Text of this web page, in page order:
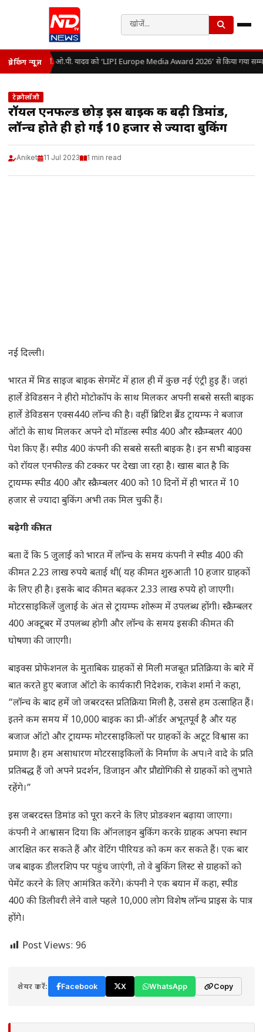
ब्रेकिंग न्यूज़ डॉ. ओ.पी. यादव को ‘LIPI Europe Media Award 2026’ से किया गया
टेक्नोलॉजी
रॉयल एनफील्ड छोड़ इस बाइक की बढ़ी डिमांड,
लॉन्च होते ही हो गईं 10 हजार से ज्यादा बुकिंग
Aniket 11 Jul 2023 1 min read
नई दिल्ली।
भारत में मिड साइज बाइक सेगमेंट में हाल ही में कुछ नई एंट्री हुइ हैं। जहां
हार्ले डेविडसन ने हीरो मोटोकॉप के साथ मिलकर अपनी सबसे सस्ती बाइक
हार्ले डेविडसन एक्स440 लॉन्च की है। वहीं ब्रिटिश ब्रैंड ट्रायम्फ ने बजाज
ऑटो के साथ मिलकर अपने दो मॉडल्स स्पीड 400 और स्क्रैम्बलर 400
पेश किए हैं। स्पीड 400 कंपनी की सबसे सस्ती बाइक है। इन सभी बाइक्स
को रॉयल एनफील्ड की टक्कर पर देखा जा रहा है। खास बात है कि
ट्रायम्फ स्पीड 400 और स्क्रैम्बलर 400 को 10 दिनों में ही भारत में 10
हजार से ज्यादा बुकिंग अभी तक मिल चुकी हैं।
बढ़ेगी कीमत
बता दें कि 5 जुलाई को भारत में लॉन्च के समय कंपनी ने स्पीड 400 की
कीमत 2.23 लाख रुपये बताई थी( यह कीमत शुरुआती 10 हजार ग्राहकों
के लिए ही है। इसके बाद कीमत बढ़कर 2.33 लाख रुपये हो जाएगी।
मोटरसाइकिलें जुलाई के अंत से ट्रायम्फ शोरूम में उपलब्ध होंगी। स्क्रैम्बलर
400 अक्टूबर में उपलब्ध होगी और लॉन्च के समय इसकी कीमत की
घोषणा की जाएगी।
बाइक्स प्रोफेशनल के मुताबिक ग्राहकों से मिली मजबूत प्रतिक्रिया के बारे में
बात करते हुए बजाज ऑटो के कार्यकारी निदेशक, राकेश शर्मा ने कहा,
“लॉन्च के बाद हमें जो जबरदस्त प्रतिक्रिया मिली है, उससे हम उत्साहित हैं।
इतने कम समय में 10,000 बाइक का प्री-ऑर्डर अभूतपूर्व है और यह
बजाज ऑटो और ट्रायम्फ मोटरसाइकिलों पर ग्राहकों के अटूट विश्वास का
प्रमाण है। हम असाधारण मोटरसाइकिलों के निर्माण के अप।ने वादे के प्रति
प्रतिबद्ध हैं जो अपने प्रदर्शन, डिजाइन और प्रौद्योगिकी से ग्राहकों को लुभाते
रहेंगे।”
इस जबरदस्त डिमांड को पूरा करने के लिए प्रोडक्शन बढ़ाया जाएगा।
कंपनी ने आश्वासन दिया कि ऑनलाइन बुकिंग करके ग्राहक अपना स्थान
आरक्षित कर सकते हैं और वेटिंग पीरियड को कम कर सकते हैं। एक बार
जब बाइक डीलरशिप पर पहुंच जाएंगी, तो वे बुकिंग लिस्ट से ग्राहकों को
पेमेंट करने के लिए आमंत्रित करेंगे। कंपनी ने एक बयान में कहा, स्पीड
400 की डिलीवरी लेने वाले पहले 10,000 लोग विशेष लॉन्च प्राइस के पात्र
होंगे।
Post Views: 96
शेयर करें: Facebook X WhatsApp Copy